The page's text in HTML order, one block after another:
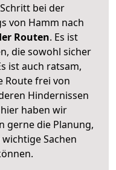
bei der
von Hamm nach
Routen. Es ist
die sowohl sicher
ist auch ratsam,
Route frei von
Hindernissen
haben wir
gerne die Planung,
Sachen